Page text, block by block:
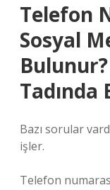
Telefon
Sosyal
Bazı sorular
işler.
Telefon